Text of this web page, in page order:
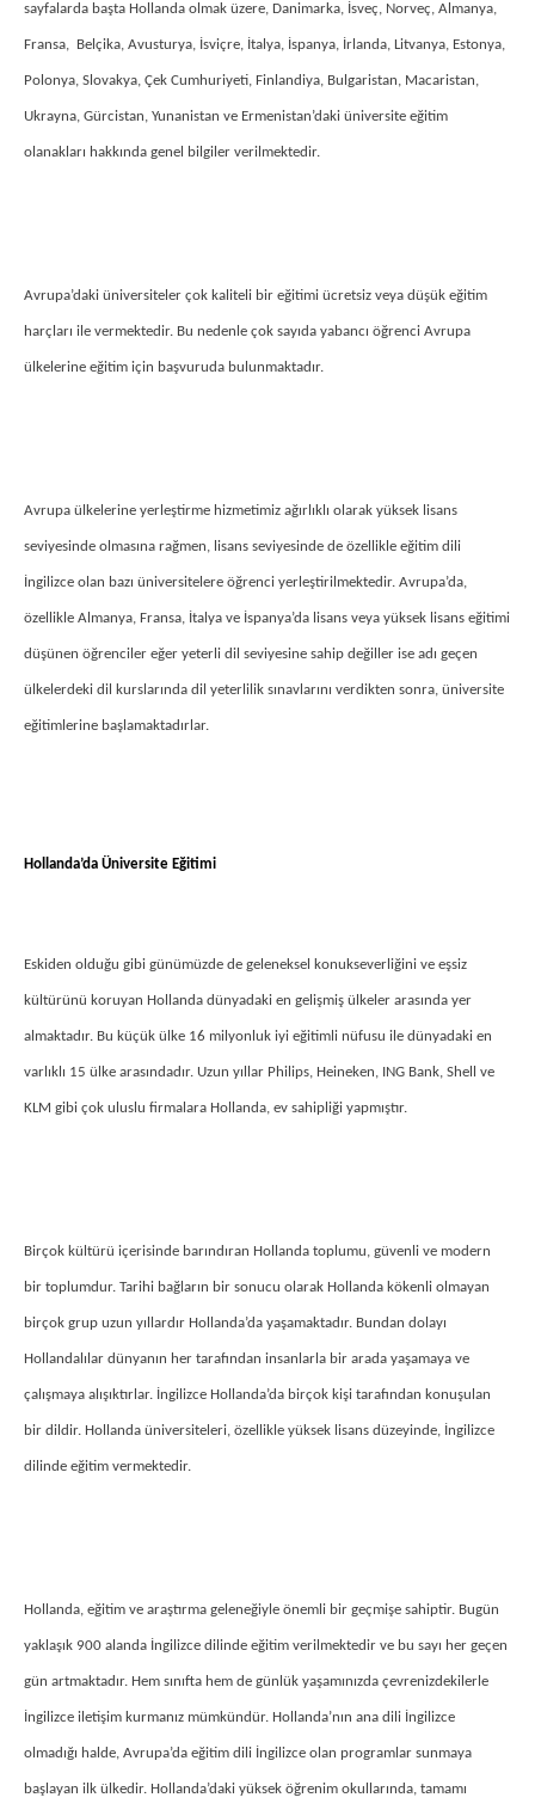
sayfalarda başta Hollanda olmak üzere, Danimarka, İsveç, Norveç, Almanya,
Fransa, Belçika, Avusturya, İsviçre, İtalya, İspanya, İrlanda, Litvanya, Estonya,
Polonya, Slovakya, Çek Cumhuriyeti, Finlandiya, Bulgaristan, Macaristan,
Ukrayna, Gürcistan, Yunanistan ve Ermenistan’daki üniversite eğitim
olanakları hakkında genel bilgiler verilmektedir.
Avrupa’daki üniversiteler çok kaliteli bir eğitimi ücretsiz veya düşük eğitim
harçları ile vermektedir. Bu nedenle çok sayıda yabancı öğrenci Avrupa
ülkelerine eğitim için başvuruda bulunmaktadır.
Avrupa ülkelerine yerleştirme hizmetimiz ağırlıklı olarak yüksek lisans
seviyesinde olmasına rağmen, lisans seviyesinde de özellikle eğitim dili
İngilizce olan bazı üniversitelere öğrenci yerleştirilmektedir. Avrupa’da,
özellikle Almanya, Fransa, İtalya ve İspanya’da lisans veya yüksek lisans eğitimi
düşünen öğrenciler eğer yeterli dil seviyesine sahip değiller ise adı geçen
ülkelerdeki dil kurslarında dil yeterlilik sınavlarını verdikten sonra, üniversite
eğitimlerine başlamaktadırlar.
Hollanda’da Üniversite Eğitimi
Eskiden olduğu gibi günümüzde de geleneksel konukseverliğini ve eşsiz
kültürünü koruyan Hollanda dünyadaki en gelişmiş ülkeler arasında yer
almaktadır. Bu küçük ülke 16 milyonluk iyi eğitimli nüfusu ile dünyadaki en
varlıklı 15 ülke arasındadır. Uzun yıllar Philips, Heineken, ING Bank, Shell ve
KLM gibi çok uluslu firmalara Hollanda, ev sahipliği yapmıştır.
Birçok kültürü içerisinde barındıran Hollanda toplumu, güvenli ve modern
bir toplumdur. Tarihi bağların bir sonucu olarak Hollanda kökenli olmayan
birçok grup uzun yıllardır Hollanda’da yaşamaktadır. Bundan dolayı
Hollandalılar dünyanın her tarafından insanlarla bir arada yaşamaya ve
çalışmaya alışıktırlar. İngilizce Hollanda’da birçok kişi tarafından konuşulan
bir dildir. Hollanda üniversiteleri, özellikle yüksek lisans düzeyinde, İngilizce
dilinde eğitim vermektedir.
Hollanda, eğitim ve araştırma geleneğiyle önemli bir geçmişe sahiptir. Bugün
yaklaşık 900 alanda İngilizce dilinde eğitim verilmektedir ve bu sayı her geçen
gün artmaktadır. Hem sınıfta hem de günlük yaşamınızda çevrenizdekilerle
İngilizce iletişim kurmanız mümkündür. Hollanda’nın ana dili İngilizce
olmadığı halde, Avrupa’da eğitim dili İngilizce olan programlar sunmaya
başlayan ilk ülkedir. Hollanda’daki yüksek öğrenim okullarında, tamamı